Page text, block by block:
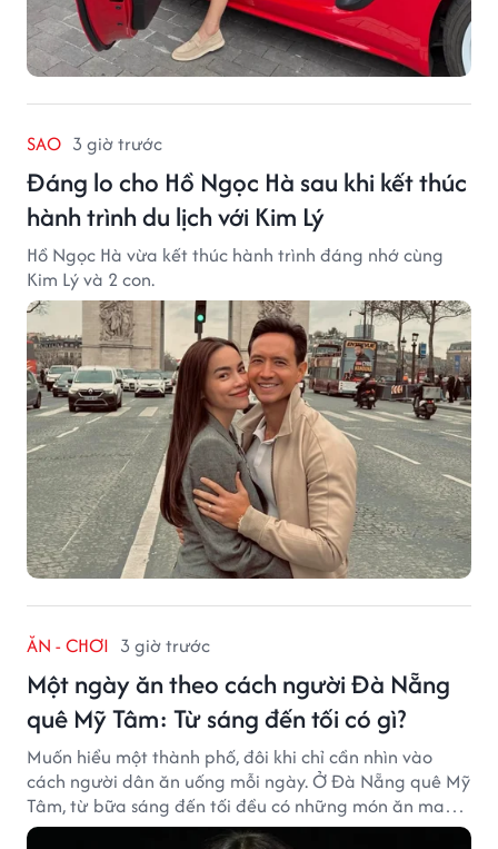
SAO 3 giờ trước
Đáng lo cho Hồ Ngọc Hà sau khi kết thúc
hành trình du lịch với Kim Lý
Hồ Ngọc Hà vừa kết thúc hành trình đáng nhớ cùng
Kim Lý và 2 con.
ĂN - CHƠI 3 giờ trước
Một ngày ăn theo cách người Đà Nẵng
quê Mỹ Tâm: Từ sáng đến tối có gì?
Muốn hiểu một thành phố, đôi khi chỉ cần nhìn vào
cách người dân ăn uống mỗi ngày. Ở Đà Nẵng quê Mỹ
Tâm, từ bữa sáng đến tối đều có những món ăn mang
đậm dấu ấn miền Trung.